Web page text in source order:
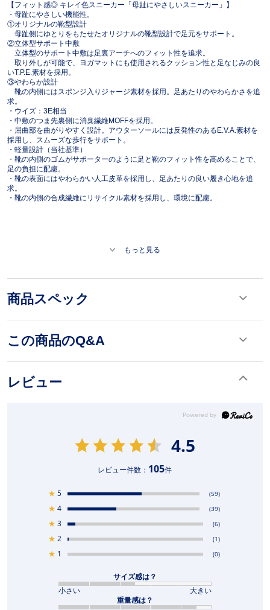
【フィット感◎ キレイ色スニーカー「母趾にやさしいスニーカー」】
・母趾にやさしい機能性。
①オリジナルの靴型設計
母趾側にゆとりをもたせたオリジナルの靴型設計で足元をサポート。
②立体型サポート中敷
立体型のサポート中敷は足裏アーチへのフィット性を追求。
取り外しが可能で、ヨガマットにも使用されるクッション性と足なじみの良
いT.P.E.素材を採用。
③やわらか設計
靴の内側にはスポンジ入りジャージ素材を採用。足あたりのやわらかさを追
求。
・ウイズ：3E相当
・中敷のつま先裏側に消臭繊維MOFFを採用。
・屈曲部を曲がりやすく設計。アウターソールには反発性のあるE.V.A.素材を
採用し、スムーズな歩行をサポート。
・軽量設計（当社基準）
・靴の内側のゴムがサポーターのように足と靴のフィット性を高めることで、
足の負担に配慮。
・靴の表面にはやわらかい人工皮革を採用し、足あたりの良い履き心地を追
求。
・靴の内側の合成繊維にリサイクル素材を採用し、環境に配慮。
もっと見る
商品スペック
この商品のQ&A
レビュー
4.5
レビュー件数： 105件
★ 5 (59)
★ 4 (39)
★ 3 (6)
★ 2 (1)
★ 1 (0)
サイズ感は？
小さい
大きい
重量感は？